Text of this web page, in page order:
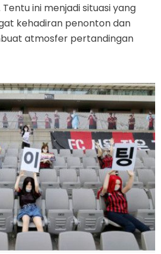
ini menjadi situasi yang
kehadiran penonton dan
atmosfer pertandingan